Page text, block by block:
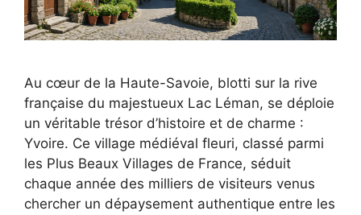
Au cœur de la Haute-Savoie, blotti sur la rive
française du majestueux Lac Léman, se déploie
un véritable trésor d’histoire et de charme :
Yvoire. Ce village médiéval fleuri, classé parmi
les Plus Beaux Villages de France, séduit
chaque année des milliers de visiteurs venus
chercher un dépaysement authentique entre les